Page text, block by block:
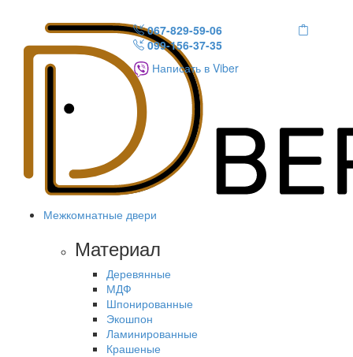
067-829-59-06
099-156-37-35
Написать в Viber
Межкомнатные двери
Материал
Деревянные
МДФ
Шпонированные
Экошпон
Ламинированные
Крашеные